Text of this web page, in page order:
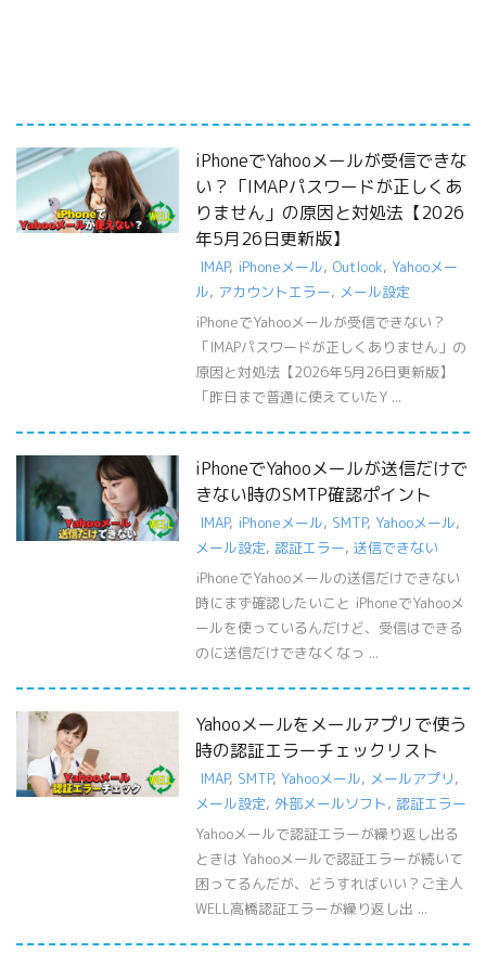
iPhoneでYahooメールが受信できな
い？「IMAPパスワードが正しくあ
りません」の原因と対処法【2026
年5月26日更新版】
IMAP, iPhoneメール, Outlook, Yahooメー
ル, アカウントエラー, メール設定
iPhoneでYahooメールが受信できない？
「IMAPパスワードが正しくありません」の
原因と対処法【2026年5月26日更新版】
「昨日まで普通に使えていたY ...
iPhoneでYahooメールが送信だけで
きない時のSMTP確認ポイント
IMAP, iPhoneメール, SMTP, Yahooメール,
メール設定, 認証エラー, 送信できない
iPhoneでYahooメールの送信だけできない
時にまず確認したいこと iPhoneでYahooメ
ールを使っているんだけど、受信はできる
のに送信だけできなくなっ ...
Yahooメールをメールアプリで使う
時の認証エラーチェックリスト
IMAP, SMTP, Yahooメール, メールアプリ,
メール設定, 外部メールソフト, 認証エラー
Yahooメールで認証エラーが繰り返し出る
ときは Yahooメールで認証エラーが続いて
困ってるんだが、どうすればいい？ご主人
WELL高橋認証エラーが繰り返し出 ...